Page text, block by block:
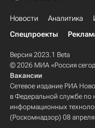
Новости Аналитика
Спецпроекты
Версия 2023.1 Beta
© 2026 МИА «Россия
Вакансии
Сетевое издание РИА
в Федеральной службе по
информационных
(Роскомнадзор) 08